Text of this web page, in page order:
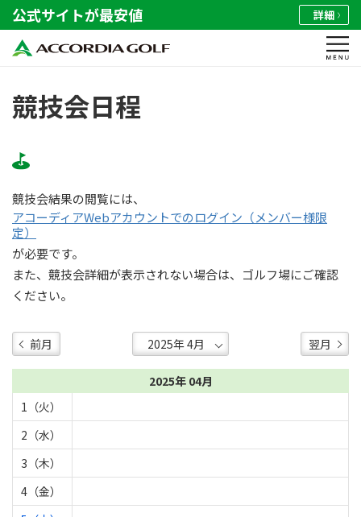
公式サイトが最安値 詳細
競技会日程
競技会結果の閲覧には、
アコーディアWebアカウントでのログイン（メンバー様限
定）
が必要です。
また、競技会詳細が表示されない場合は、ゴルフ場にご確認
ください。
前月 翌月
2025年 04月
1（火）
2（水）
3（木）
4（金）